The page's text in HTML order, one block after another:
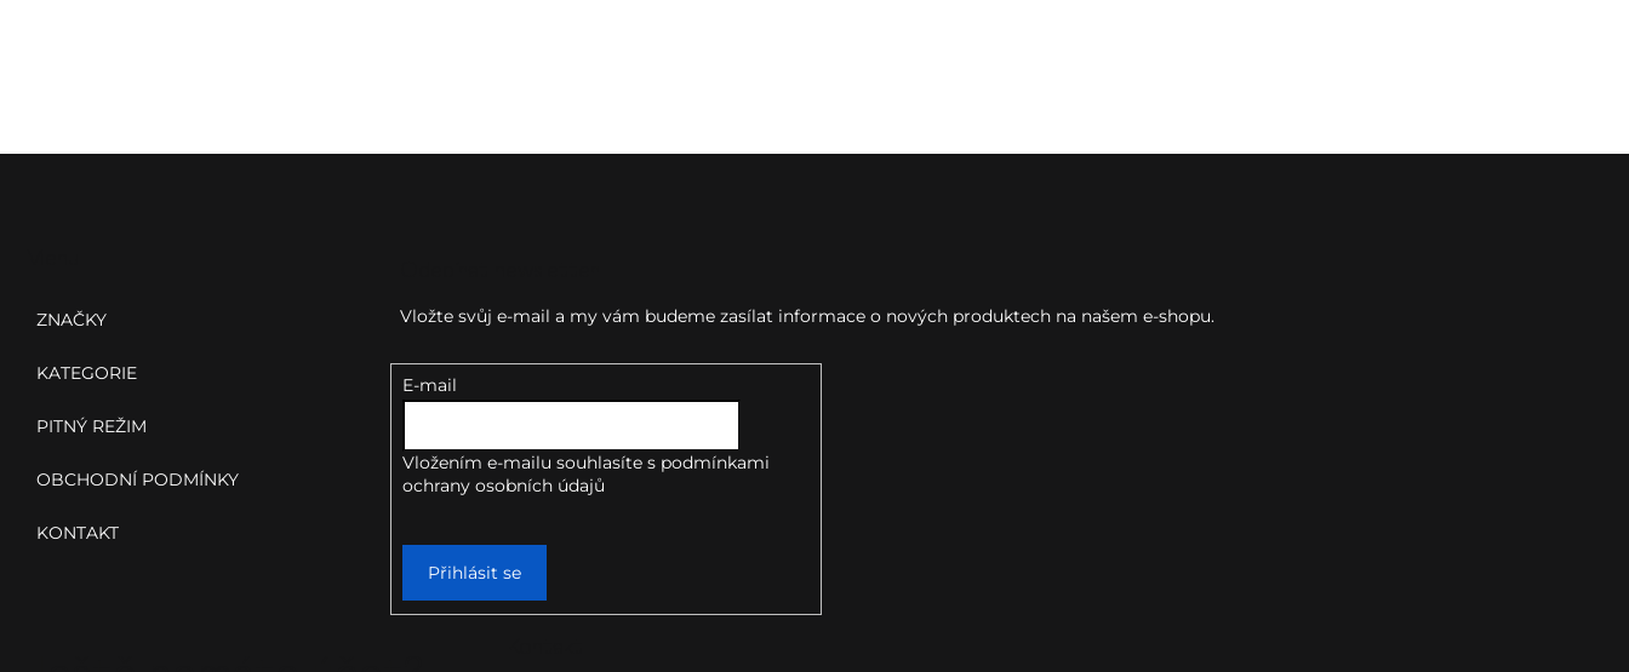
ZNAČKY
KATEGORIE
PITNÝ REŽIM
OBCHODNÍ PODMÍNKY
KONTAKT
Vložte svůj e-mail a my vám budeme zasílat informace o nových produktech na našem e-shopu.
E-mail
Vložením e-mailu souhlasíte s podmínkami
ochrany osobních údajů
Přihlásit se